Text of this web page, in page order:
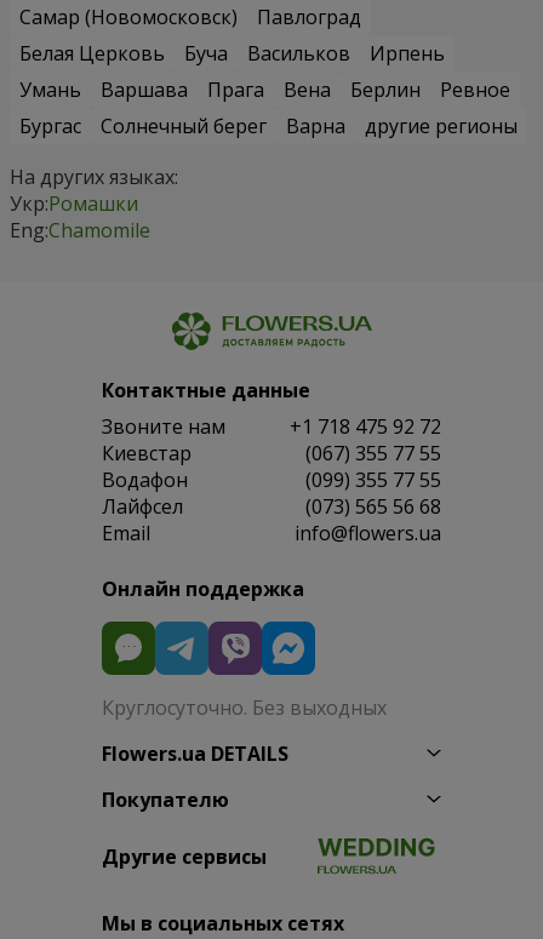
Самар (Новомосковск)
Павлоград
Белая Церковь
Буча Васильков
Ирпень
Умань
Варшава Прага Вена Берлин
Ревное
Бургас
Солнечный берег Варна
другие регионы
На других языках:
Укр:Ромашки
Eng:Chamomile
Контактные данные
Звоните нам
+1 718 475 92 72
Киевстар
(067) 355 77 55
Водафон
(099) 355 77 55
Лайфсел
(073) 565 56 68
Email
info@flowers.ua
Онлайн поддержка
Круглосуточно. Без выходных
Flowers.ua DETAILS
Покупателю
Другие сервисы
Мы в социальных сетях